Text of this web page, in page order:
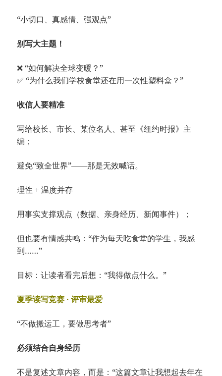
“小切口、真感情、强观点”
别写大主题！
❌ “如何解决全球变暖？”
✅ “为什么我们学校食堂还在用一次性塑料盒？”
收信人要精准
写给校长、市长、某位名人、甚至《纽约时报》主
编；
避免“致全世界”——那是无效喊话。
理性 + 温度并存
用事实支撑观点（数据、亲身经历、新闻事件）；
但也要有情感共鸣：“作为每天吃食堂的学生，我感
到……”
目标：让读者看完后想：“我得做点什么。”
夏季读写竞赛 · 评审最爱
“不做搬运工，要做思考者”
必须结合自身经历
不是复述文章内容，而是：“这篇文章让我想起去年在